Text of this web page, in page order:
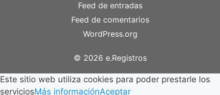
Feed de entradas
Feed de comentarios
WordPress.org
© 2026 e.Registros
Este sitio web utiliza cookies para poder prestarle los
serviciosMás informaciónAceptar